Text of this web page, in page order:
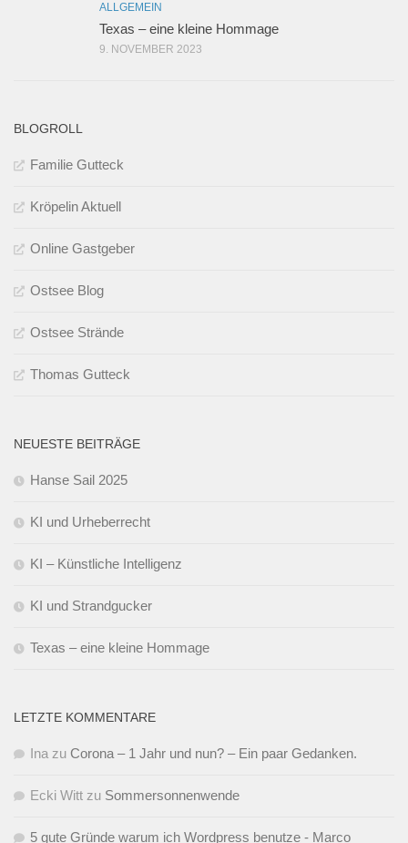
ALLGEMEIN
Texas – eine kleine Hommage
9. NOVEMBER 2023
BLOGROLL
Familie Gutteck
Kröpelin Aktuell
Online Gastgeber
Ostsee Blog
Ostsee Strände
Thomas Gutteck
NEUESTE BEITRÄGE
Hanse Sail 2025
KI und Urheberrecht
KI – Künstliche Intelligenz
KI und Strandgucker
Texas – eine kleine Hommage
LETZTE KOMMENTARE
Ina zu Corona – 1 Jahr und nun? – Ein paar Gedanken.
Ecki Witt zu Sommersonnenwende
5 gute Gründe warum ich Wordpress benutze - Marco